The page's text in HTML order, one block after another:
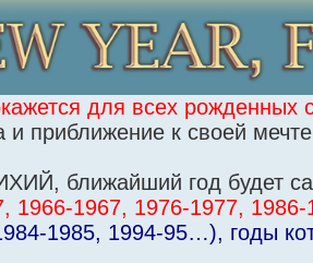
для всех рожденных
и приближение к своей
ближайший год будет
1966-1967, 1976-1977,
1985, 1994-95…), годы